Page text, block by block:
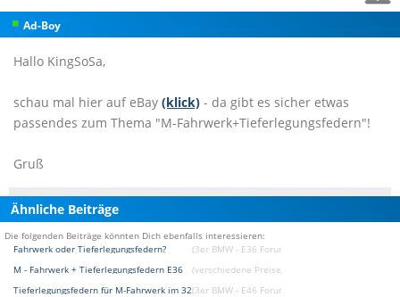
Ad-Boy
Hallo KingSoSa,
schau mal hier auf eBay (klick) - da gibt es sicher etwas
passendes zum Thema "M-Fahrwerk+Tieferlegungsfedern"!
Gruß
Ähnliche Beiträge
Die folgenden Beiträge könnten Dich ebenfalls interessieren:
Fahrwerk oder Tieferlegungsfedern?
(3er BMW - E36 Forum)
M - Fahrwerk + Tieferlegungsfedern E36
(verschiedene Preise / Kaufberatung Forum)
Tieferlegungsfedern für M-Fahrwerk im 320er(3er BMW - E46 Forum)